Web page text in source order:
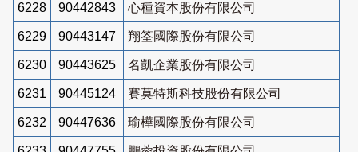
6228 90442843 心種資本股份有限公司
6229 90443147 翔筌國際股份有限公司
6230 90443625 名凱企業股份有限公司
6231 90445124 賽莫特斯科技股份有限公司
6232 90447636 瑜樺國際股份有限公司